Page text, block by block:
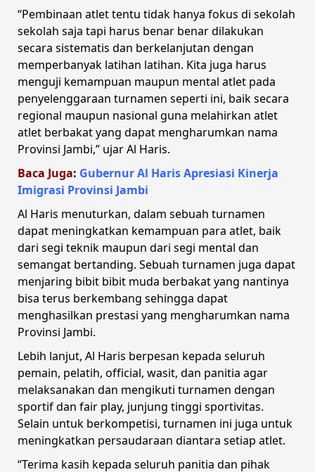
“Pembinaan atlet tentu tidak hanya fokus di sekolah
sekolah saja tapi harus benar benar dilakukan
secara sistematis dan berkelanjutan dengan
memperbanyak latihan latihan. Kita juga harus
menguji kemampuan maupun mental atlet pada
penyelenggaraan turnamen seperti ini, baik secara
regional maupun nasional guna melahirkan atlet
atlet berbakat yang dapat mengharumkan nama
Provinsi Jambi,” ujar Al Haris.
Baca Juga: Gubernur Al Haris Apresiasi Kinerja
Imigrasi Provinsi Jambi
Al Haris menuturkan, dalam sebuah turnamen
dapat meningkatkan kemampuan para atlet, baik
dari segi teknik maupun dari segi mental dan
semangat bertanding. Sebuah turnamen juga dapat
menjaring bibit bibit muda berbakat yang nantinya
bisa terus berkembang sehingga dapat
menghasilkan prestasi yang mengharumkan nama
Provinsi Jambi.
Lebih lanjut, Al Haris berpesan kepada seluruh
pemain, pelatih, official, wasit, dan panitia agar
melaksanakan dan mengikuti turnamen dengan
sportif dan fair play, junjung tinggi sportivitas.
Selain untuk berkompetisi, turnamen ini juga untuk
meningkatkan persaudaraan diantara setiap atlet.
“Terima kasih kepada seluruh panitia dan pihak